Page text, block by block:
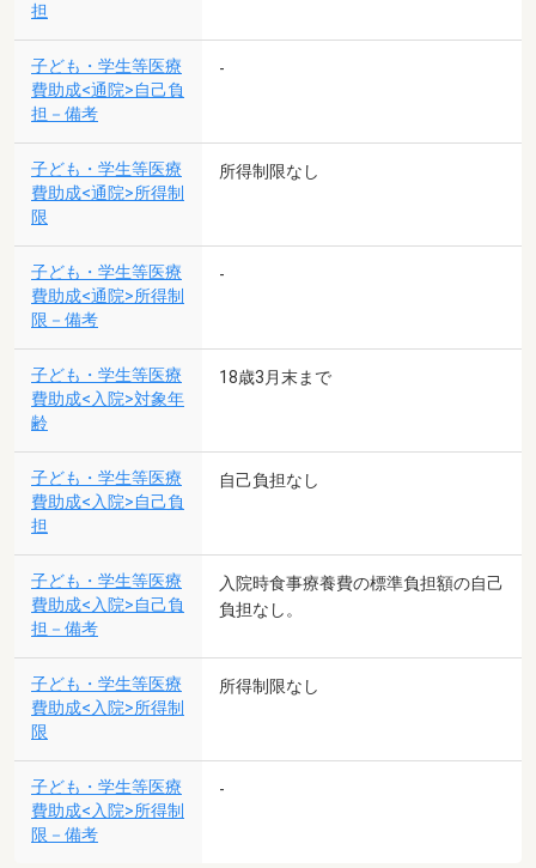
担
子ども・学生等医療
費助成<通院>自己負
担－備考
-
子ども・学生等医療
費助成<通院>所得制
限
所得制限なし
子ども・学生等医療
費助成<通院>所得制
限－備考
-
子ども・学生等医療
費助成<入院>対象年
齢
18歳3月末まで
子ども・学生等医療
費助成<入院>自己負
担
自己負担なし
子ども・学生等医療
費助成<入院>自己負
担－備考
入院時食事療養費の標準負担額の自己
負担なし。
子ども・学生等医療
費助成<入院>所得制
限
所得制限なし
子ども・学生等医療
費助成<入院>所得制
限－備考
-